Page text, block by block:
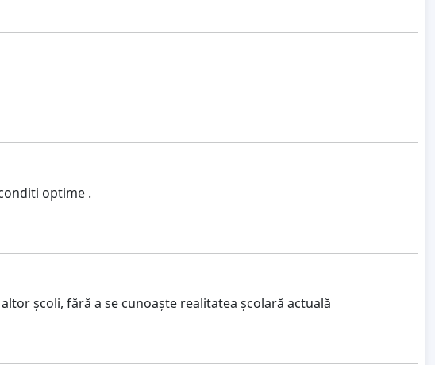
optime .
școli, fără a se cunoaște realitatea școlară actuală